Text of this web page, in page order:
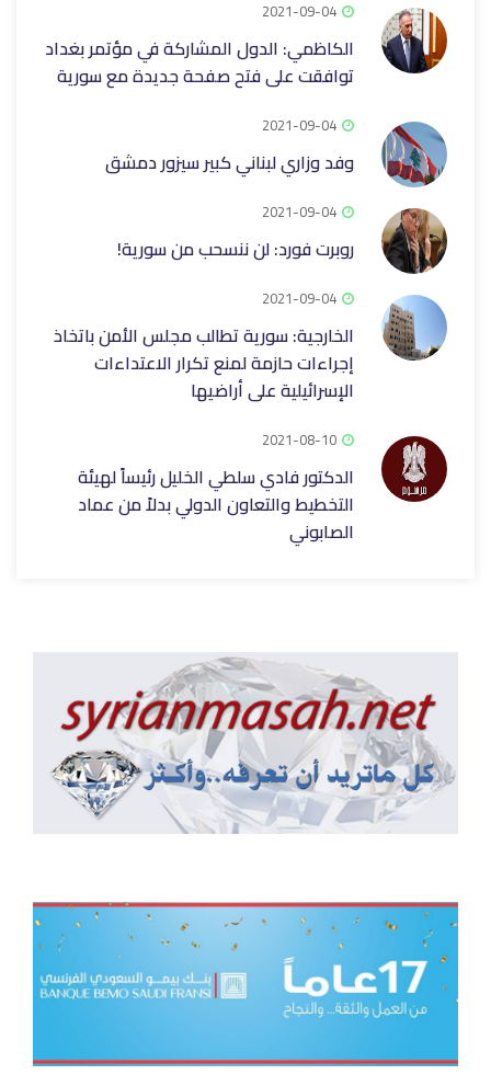
2021-09-04
الكاظمي: الدول المشاركة في مؤتمر بغداد
توافقت على فتح صفحة جديدة مع سورية
2021-09-04
وفد وزاري لبناني كبير سيزور دمشق
2021-09-04
روبرت فورد: لن ننسحب من سورية!
2021-09-04
الخارجية: سورية تطالب مجلس الأمن باتخاذ
إجراءات حازمة لمنع تكرار الاعتداءات
الإسرائيلية على أراضيها
2021-08-10
الدكتور فادي سلطي الخليل رئيساً لهيئة
التخطيط والتعاون الدولي بدلاً من عماد
الصابوني